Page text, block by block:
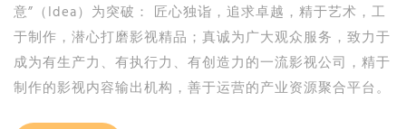
意”（Idea）为突破： 匠心独诣，追求卓越，精于艺术，工
于制作，潜心打磨影视精品；真诚为广大观众服务，致力于
成为有生产力、有执行力、有创造力的一流影视公司，精于
制作的影视内容输出机构，善于运营的产业资源聚合平台。